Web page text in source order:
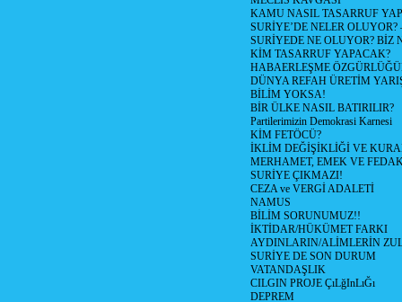
KAMU NASIL TASARRUF
SURİYE’DE NELER OLUYOR?
SURİYEDE NE OLUYOR? BİZ
KİM TASARRUF YAPACAK?
HABAERLEŞME
DÜNYA REFAH ÜRETİM
BİLİM YOKSA!
BİR ÜLKE NASIL BATIRILIR?
Partilerimizin Demokrasi Karnesi
KİM FETÖCÜ?
İKLİM DEĞİŞİKLİĞİ VE
MERHAMET, EMEK VE
SURİYE ÇIKMAZI!
CEZA ve VERGİ ADALETİ
NAMUS
BİLİM SORUNUMUZ!!
İKTİDAR/HÜKÜMET FARKI
AYDINLARIN/ALİMLERİN
SURİYE DE SON DURUM
VATANDAŞLIK
CILGIN PROJE ÇıLğInLıĞı
DEPREM